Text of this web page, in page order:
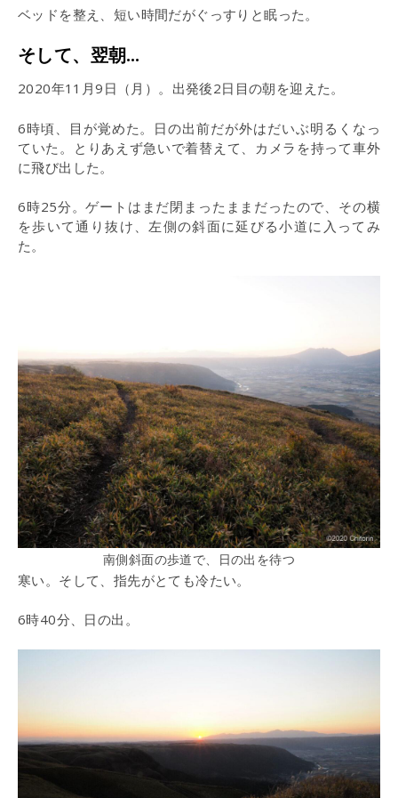
ベッドを整え、短い時間だがぐっすりと眠った。
そして、翌朝…
2020年11月9日（月）。出発後2日目の朝を迎えた。
6時頃、目が覚めた。日の出前だが外はだいぶ明るくなっ
ていた。とりあえず急いで着替えて、カメラを持って車外
に飛び出した。
6時25分。ゲートはまだ閉まったままだったので、その横
を歩いて通り抜け、左側の斜面に延びる小道に入ってみ
た。
南側斜面の歩道で、日の出を待つ
寒い。そして、指先がとても冷たい。
6時40分、日の出。